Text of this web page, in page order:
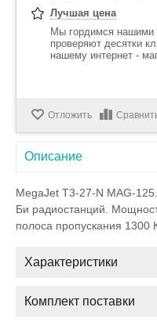
Лучшая цена
Мы гордимся нашими
проверяют десятки
нашему интернет -
Отложить
Описание
MegaJet T3-27-N MAG-
Би радиостанций.
полоса пропускания 1300
Характеристики
Комплект поставки